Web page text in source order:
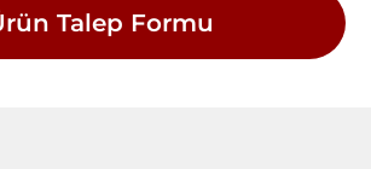
Talep Formu